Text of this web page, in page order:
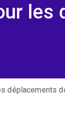
les
déplacements